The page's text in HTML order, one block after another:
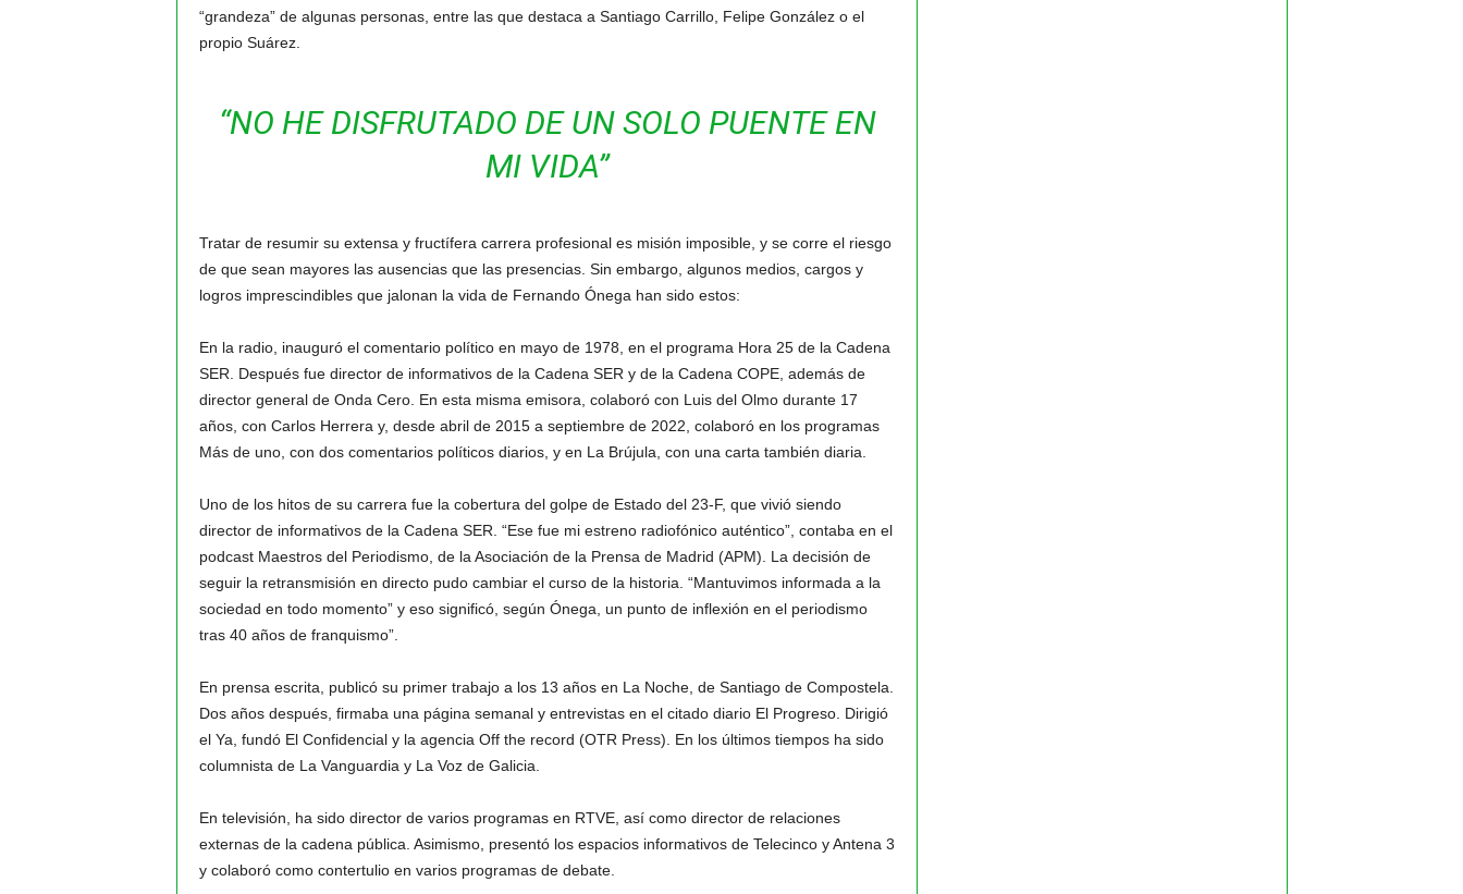
“grandeza” de algunas personas, entre las que destaca a Santiago Carrillo, Felipe González o el
propio Suárez.
“NO HE DISFRUTADO DE UN SOLO PUENTE EN
MI VIDA”
Tratar de resumir su extensa y fructífera carrera profesional es misión imposible, y se corre el riesgo
de que sean mayores las ausencias que las presencias. Sin embargo, algunos medios, cargos y
logros imprescindibles que jalonan la vida de Fernando Ónega han sido estos:
En la radio, inauguró el comentario político en mayo de 1978, en el programa Hora 25 de la Cadena
SER. Después fue director de informativos de la Cadena SER y de la Cadena COPE, además de
director general de Onda Cero. En esta misma emisora, colaboró con Luis del Olmo durante 17
años, con Carlos Herrera y, desde abril de 2015 a septiembre de 2022, colaboró en los programas
Más de uno, con dos comentarios políticos diarios, y en La Brújula, con una carta también diaria.
Uno de los hitos de su carrera fue la cobertura del golpe de Estado del 23-F, que vivió siendo
director de informativos de la Cadena SER. “Ese fue mi estreno radiofónico auténtico”, contaba en el
podcast Maestros del Periodismo, de la Asociación de la Prensa de Madrid (APM). La decisión de
seguir la retransmisión en directo pudo cambiar el curso de la historia. “Mantuvimos informada a la
sociedad en todo momento” y eso significó, según Ónega, un punto de inflexión en el periodismo
tras 40 años de franquismo”.
En prensa escrita, publicó su primer trabajo a los 13 años en La Noche, de Santiago de Compostela.
Dos años después, firmaba una página semanal y entrevistas en el citado diario El Progreso. Dirigió
el Ya, fundó El Confidencial y la agencia Off the record (OTR Press). En los últimos tiempos ha sido
columnista de La Vanguardia y La Voz de Galicia.
En televisión, ha sido director de varios programas en RTVE, así como director de relaciones
externas de la cadena pública. Asimismo, presentó los espacios informativos de Telecinco y Antena 3
y colaboró como contertulio en varios programas de debate.